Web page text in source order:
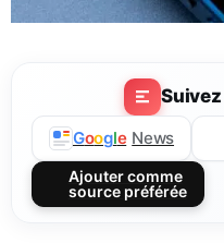
Suivez
Google News
Ajouter comme
source préférée